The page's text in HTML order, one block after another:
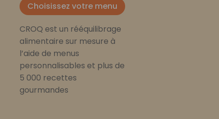
Choisissez votre menu
CROQ est un rééquilibrage
alimentaire sur mesure à
l’aide de menus
personnalisables et plus de
5 000 recettes
gourmandes